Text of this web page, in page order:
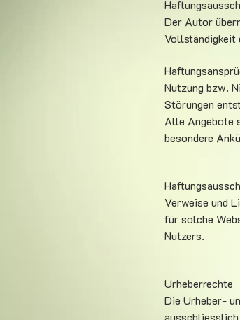
Der Autor
Vollständigkeit
Nutzung bzw.
Störungen
Alle Angebote
besondere
Verweise und
für solche
Nutzers.
Urheberrechte
Die Urheber-
ausschliesslich